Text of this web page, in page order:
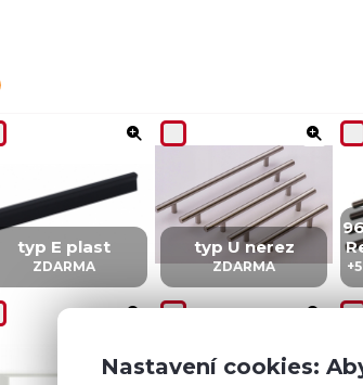
typ E plast
ZDARMA
typ U nerez
ZDARMA
Nastavení cookies: